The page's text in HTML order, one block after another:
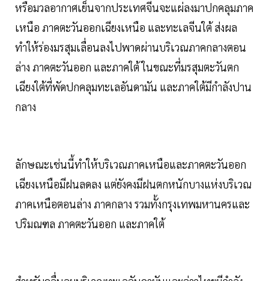
หรือมวลอากาศเย็นจากประเทศจีนจะแผ่ลงมาปกคลุมภาค
เหนือ ภาคตะวันออกเฉียงเหนือ และทะเลจีนใต้ ส่งผล
ทำให้ร่องมรสุมเลื่อนลงไปพาดผ่านบริเวณภาคกลางตอน
ล่าง ภาคตะวันออก และภาคใต้ ในขณะที่มรสุมตะวันตก
เฉียงใต้ที่พัดปกคลุมทะเลอันดามัน และภาคใต้มีกำลังปาน
กลาง
ลักษณะเช่นนี้ทำให้บริเวณภาคเหนือและภาคตะวันออก
เฉียงเหนือมีฝนลดลง แต่ยังคงมีฝนตกหนักบางแห่งบริเวณ
ภาคเหนือตอนล่าง ภาคกลาง รวมทั้งกรุงเทพมหานครและ
ปริมณฑล ภาคตะวันออก และภาคใต้